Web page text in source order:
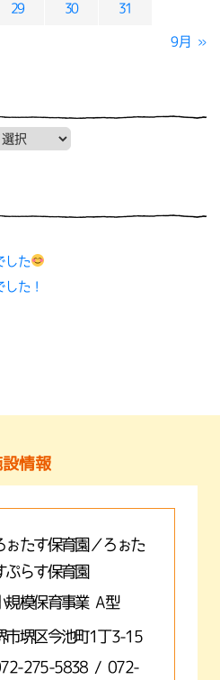
29 30 31
9月 »
した
た！
情報
ぉたす保育園／ろぉた
ぷらす保育園
規模保育事業 A型
市堺区今池町1丁3-15
275-5838 / 072-